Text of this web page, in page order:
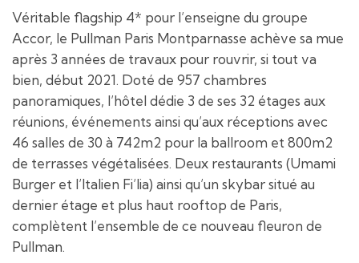
Véritable flagship 4* pour l’enseigne du groupe
Accor, le Pullman Paris Montparnasse achève sa mue
après 3 années de travaux pour rouvrir, si tout va
bien, début 2021. Doté de 957 chambres
panoramiques, l’hôtel dédie 3 de ses 32 étages aux
réunions, événements ainsi qu’aux réceptions avec
46 salles de 30 à 742m2 pour la ballroom et 800m2
de terrasses végétalisées. Deux restaurants (Umami
Burger et l’Italien Fi’lia) ainsi qu’un skybar situé au
dernier étage et plus haut rooftop de Paris,
complètent l’ensemble de ce nouveau fleuron de
Pullman.